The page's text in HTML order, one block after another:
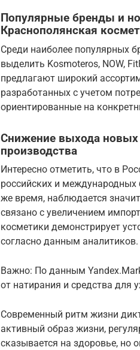
Популярные бренды и
Краснополянская
Среди наиболее популярных
выделить Kosmoteros, NOW,
предлагают широкий
разработанных с учетом
ориентированные на
Снижение выхода новых
производства
Интересно отметить, что в
российских и международных
же время, наблюдается
связано с увеличением
косметики демонстрирует
согласно данным аналитиков.
Важно: По данным
от натирания и средства для
Современный ритм жизни
активный образ жизни,
сказывается на здоровье, но